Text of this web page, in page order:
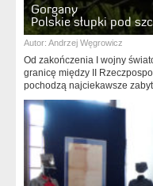
Gorgany
Polskie słupki pod
Autor: Andrzej Węgrowicz
Od zakończenia I wojny
granicę między II
pochodzą najciekawsze